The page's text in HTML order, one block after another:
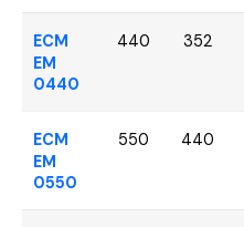
ECM
EM
0440
440 352
ECM
EM
0550
550 440